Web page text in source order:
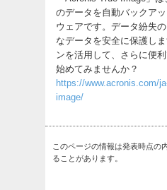
のデータを自動バックア
ウェアです。データ紛失
なデータを安全に保護し
ンを活用して、さらに便
始めてみませんか？
https://www.acronis.com/
image/
このページの情報は発表時点の
ることがあります。